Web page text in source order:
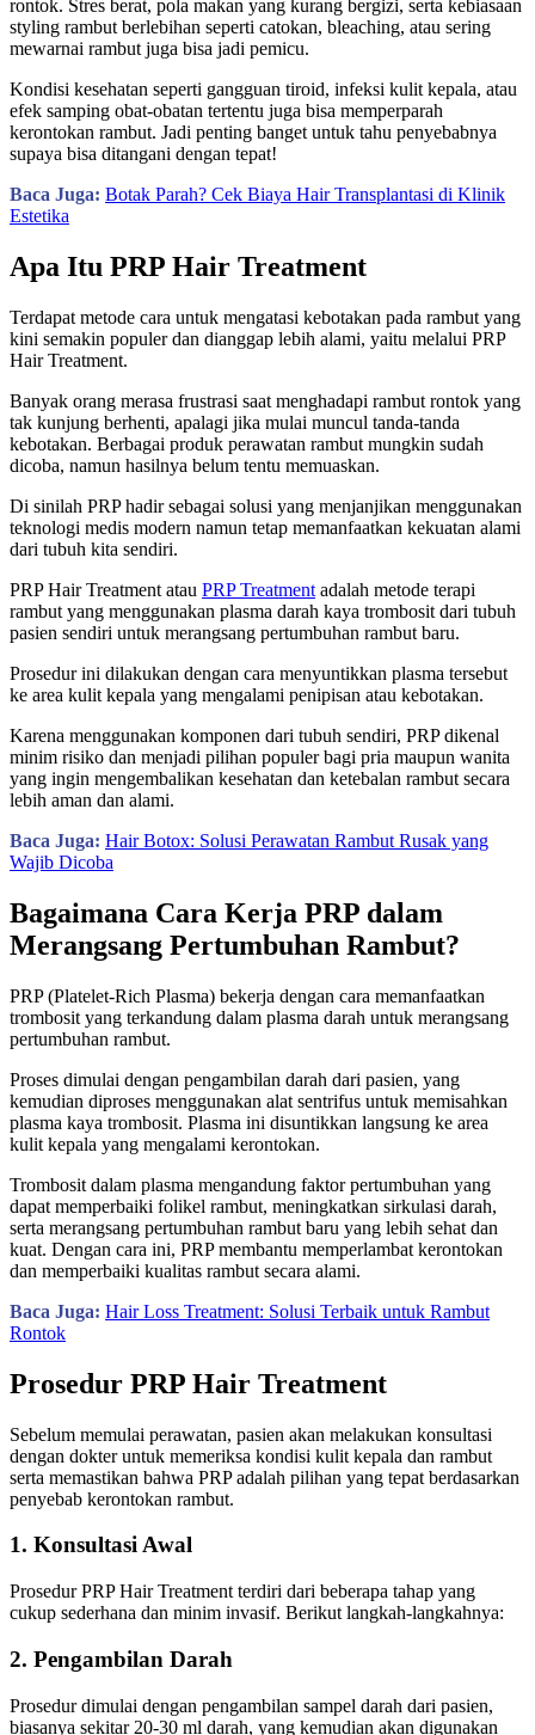
rontok. Stres berat, pola makan yang kurang bergizi, serta kebiasaan
styling rambut berlebihan seperti catokan, bleaching, atau sering
mewarnai rambut juga bisa jadi pemicu.
Kondisi kesehatan seperti gangguan tiroid, infeksi kulit kepala, atau
efek samping obat-obatan tertentu juga bisa memperparah
kerontokan rambut. Jadi penting banget untuk tahu penyebabnya
supaya bisa ditangani dengan tepat!
Baca Juga: Botak Parah? Cek Biaya Hair Transplantasi di Klinik
Estetika
Apa Itu PRP Hair Treatment
Terdapat metode cara untuk mengatasi kebotakan pada rambut yang
kini semakin populer dan dianggap lebih alami, yaitu melalui PRP
Hair Treatment.
Banyak orang merasa frustrasi saat menghadapi rambut rontok yang
tak kunjung berhenti, apalagi jika mulai muncul tanda-tanda
kebotakan. Berbagai produk perawatan rambut mungkin sudah
dicoba, namun hasilnya belum tentu memuaskan.
Di sinilah PRP hadir sebagai solusi yang menjanjikan menggunakan
teknologi medis modern namun tetap memanfaatkan kekuatan alami
dari tubuh kita sendiri.
PRP Hair Treatment atau PRP Treatment adalah metode terapi
rambut yang menggunakan plasma darah kaya trombosit dari tubuh
pasien sendiri untuk merangsang pertumbuhan rambut baru.
Prosedur ini dilakukan dengan cara menyuntikkan plasma tersebut
ke area kulit kepala yang mengalami penipisan atau kebotakan.
Karena menggunakan komponen dari tubuh sendiri, PRP dikenal
minim risiko dan menjadi pilihan populer bagi pria maupun wanita
yang ingin mengembalikan kesehatan dan ketebalan rambut secara
lebih aman dan alami.
Baca Juga: Hair Botox: Solusi Perawatan Rambut Rusak yang
Wajib Dicoba
Bagaimana Cara Kerja PRP dalam
Merangsang Pertumbuhan Rambut?
PRP (Platelet-Rich Plasma) bekerja dengan cara memanfaatkan
trombosit yang terkandung dalam plasma darah untuk merangsang
pertumbuhan rambut.
Proses dimulai dengan pengambilan darah dari pasien, yang
kemudian diproses menggunakan alat sentrifus untuk memisahkan
plasma kaya trombosit. Plasma ini disuntikkan langsung ke area
kulit kepala yang mengalami kerontokan.
Trombosit dalam plasma mengandung faktor pertumbuhan yang
dapat memperbaiki folikel rambut, meningkatkan sirkulasi darah,
serta merangsang pertumbuhan rambut baru yang lebih sehat dan
kuat. Dengan cara ini, PRP membantu memperlambat kerontokan
dan memperbaiki kualitas rambut secara alami.
Baca Juga: Hair Loss Treatment: Solusi Terbaik untuk Rambut
Rontok
Prosedur PRP Hair Treatment
Sebelum memulai perawatan, pasien akan melakukan konsultasi
dengan dokter untuk memeriksa kondisi kulit kepala dan rambut
serta memastikan bahwa PRP adalah pilihan yang tepat berdasarkan
penyebab kerontokan rambut.
1. Konsultasi Awal
Prosedur PRP Hair Treatment terdiri dari beberapa tahap yang
cukup sederhana dan minim invasif. Berikut langkah-langkahnya:
2. Pengambilan Darah
Prosedur dimulai dengan pengambilan sampel darah dari pasien,
biasanya sekitar 20-30 ml darah, yang kemudian akan digunakan